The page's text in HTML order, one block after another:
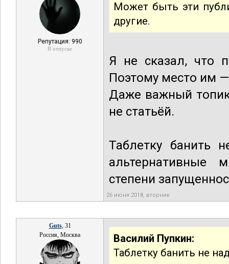
Репутация: 990
В отпуске
Может быть эти
другие.
Я не сказал, что
Поэтому место им
Даже важный
не статьёй.
Таблетку банить
альтернативные
степени
26 июня 2018, вторник
Guts, 31
Россия, Москва
Василий Пупкин:
Таблетку банить не